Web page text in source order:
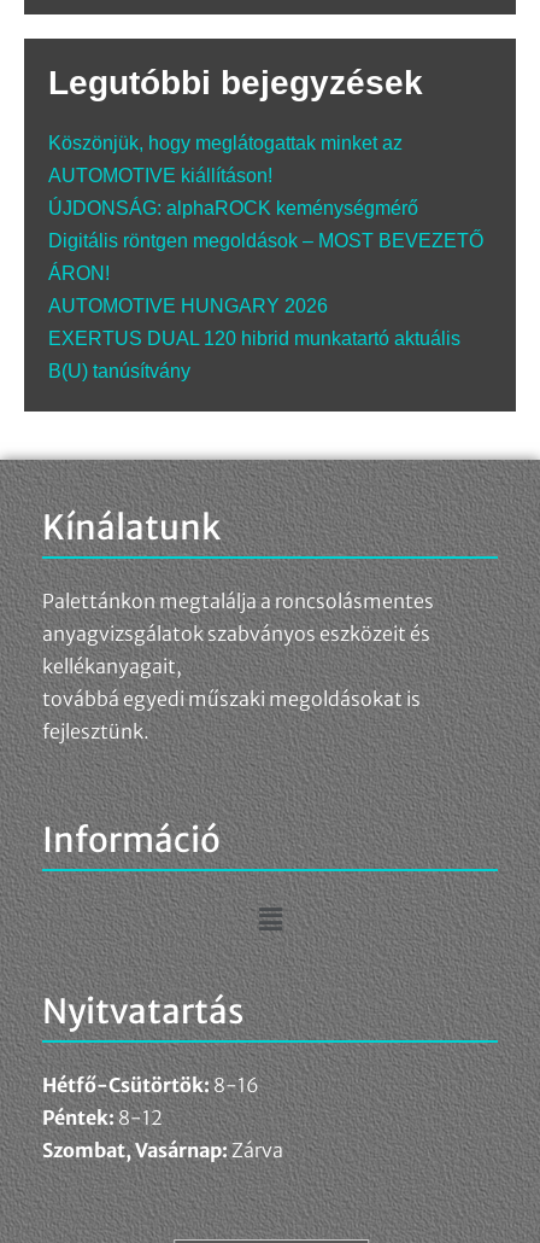
Legutóbbi bejegyzések
Köszönjük, hogy meglátogattak minket az
AUTOMOTIVE kiállításon!
ÚJDONSÁG: alphaROCK keménységmérő
Digitális röntgen megoldások – MOST BEVEZETŐ
ÁRON!
AUTOMOTIVE HUNGARY 2026
EXERTUS DUAL 120 hibrid munkatartó aktuális
B(U) tanúsítvány
Kínálatunk
Palettánkon megtalálja a roncsolásmentes
anyagvizsgálatok szabványos eszközeit és
kellékanyagait,
továbbá egyedi műszaki megoldásokat is
fejlesztünk.
Információ
Nyitvatartás
Hétfő-Csütörtök:8-16
Péntek:8-12
Szombat, Vasárnap:Zárva